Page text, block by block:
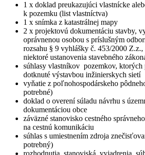
1 x doklad preukazujúci vlastnícke
k pozemku (list vlastníctva)
1 x snímka z katastrálnej mapy
2 x projektovú dokumentáciu stavby,
oprávnenou osobou s príslušným
rozsahu § 9 vyhlášky č. 453/2000
niektoré ustanovenia stavebného
súhlasy vlastníkov pozemkov,
dotknuté výstavbou inžinierskych sietí
vyňatie z poľnohospodárskeho
potrebné)
doklad o overení súladu návrhu s
dokumentáciou obce
záväzné stanovisko cestného
na cestnú komunikáciu
súhlas s umiestnením zdroja
potrebný)
rozhodnutia, stanoviská, vyjadrenia,